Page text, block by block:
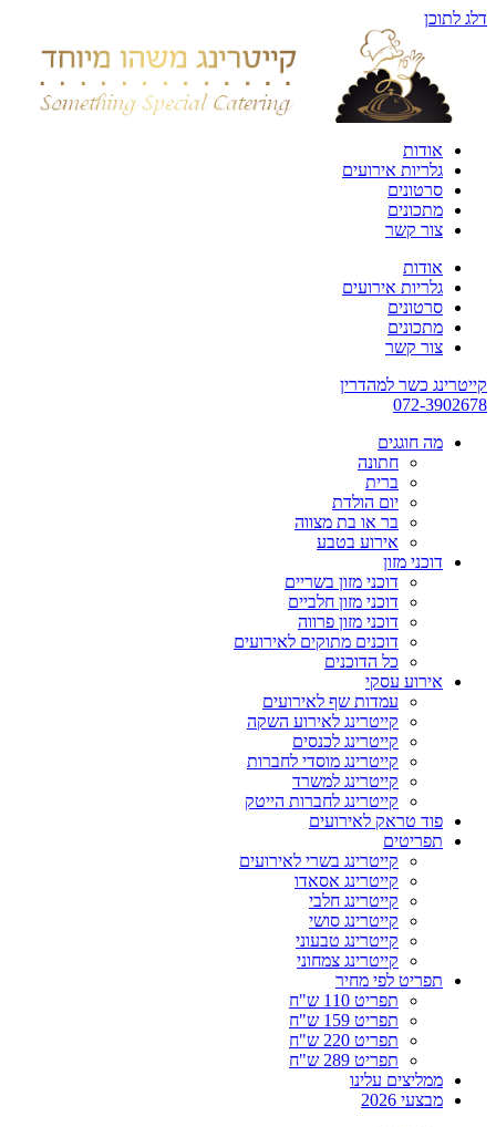
דלג לתוכן
אודות
גלריות אירועים
סרטונים
מתכונים
צור קשר
אודות
גלריות אירועים
סרטונים
מתכונים
צור קשר
קייטרינג כשר למהדרין
072-3902678
מה חוגגים
חתונה
ברית
יום הולדת
בר או בת מצווה
אירוע בטבע
דוכני מזון
דוכני מזון בשריים
דוכני מזון חלביים
דוכני מזון פרווה
דוכנים מתוקים לאירועים
כל הדוכנים
אירוע עסקי
עמדות שף לאירועים
קייטרינג לאירוע השקה
קייטרינג לכנסים
קייטרינג מוסדי לחברות
קייטרינג למשרד
קייטרינג לחברות הייטק
פוד טראק לאירועים
תפריטים
קייטרינג בשרי לאירועים
קייטרינג אסאדו
קייטרינג חלבי
קייטרינג סושי
קייטרינג טבעוני
קייטרינג צמחוני
תפריט לפי מחיר
תפריט 110 ש"ח
תפריט 159 ש"ח
תפריט 220 ש"ח
תפריט 289 ש"ח
ממליצים עלינו
מבצעי 2026